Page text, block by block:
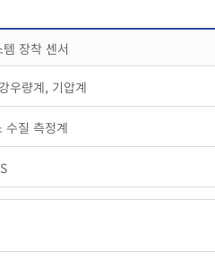
장착 센서
우량계, 기압계
수질 측정계